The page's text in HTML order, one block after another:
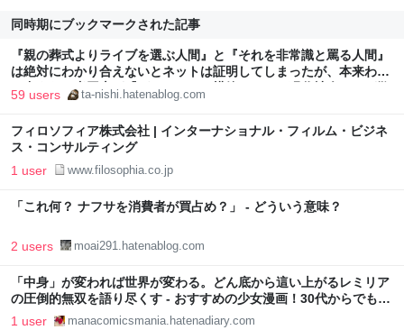
同時期にブックマークされた記事
『親の葬式よりライブを選ぶ人間』と『それを非常識と罵る人間』
は絶対にわかり合えないとネットは証明してしまったが、本来わか
り合えない者同士が『ガマン』して構築してきた現代社会こそが欺
瞞であり、ネットは人々をそこから解放した - 自意識高い系男子
59 users ta-nishi.hatenablog.com
フィロソフィア株式会社 | インターナショナル・フィルム・ビジネ
ス・コンサルティング
1 user www.filosophia.co.jp
「これ何？ ナフサを消費者が買占め？」 - どういう意味？
2 users moai291.hatenablog.com
「中身」が変われば世界が変わる。どん底から這い上がるレミリア
の圧倒的無双を語り尽くす - おすすめの少女漫画！30代からでもハ
マる名作
1 user manacomicsmania.hatenadiary.com